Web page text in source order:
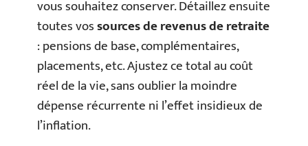
vous souhaitez conserver. Détaillez ensuite
toutes vossources de revenus de retraite
: pensions de base, complémentaires,
placements, etc. Ajustez ce total au coût
réel de la vie, sans oublier la moindre
dépense récurrente ni l’effet insidieux de
l’inflation.